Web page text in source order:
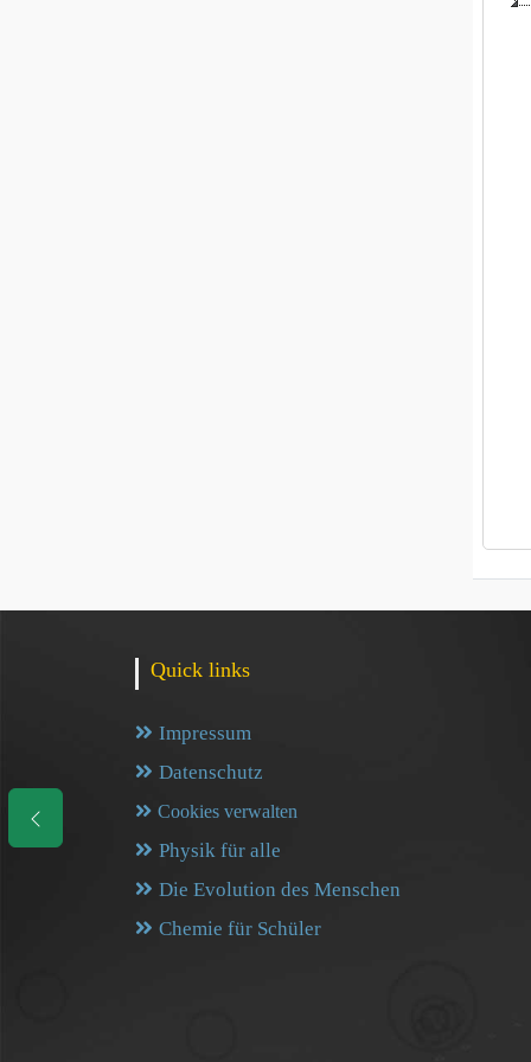
Quick links
Impressum
Datenschutz
Cookies verwalten
Physik für alle
Die Evolution des Menschen
Chemie für Schüler